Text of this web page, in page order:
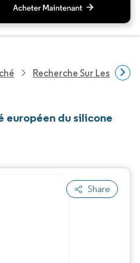
Recherche Sur Les
européen du silicone
Share